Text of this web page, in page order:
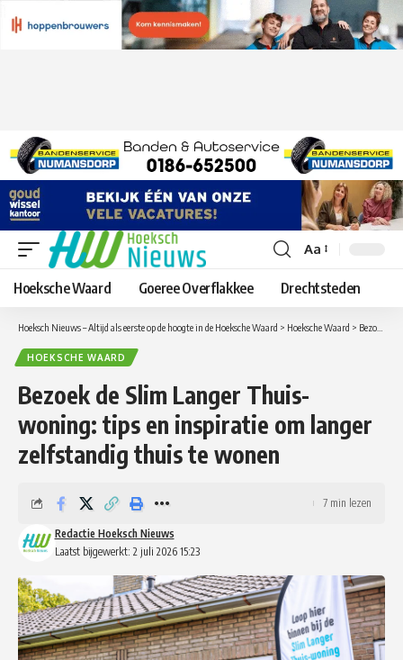
Lettergrootte
aanpassen
Aa
Hoeksche Waard Goeree Overflakkee Drechtsteden
Hoeksch Nieuws – Altijd als eerste op de hoogte in de Hoeksche Waard > Hoeksche Waard > Bezoek de Slim Langer Thuis-woning: tips en inspiratie om langer zelfstandig thuis te wonen
HOEKSCHE WAARD
Bezoek de Slim Langer Thuis-
woning: tips en inspiratie om langer
zelfstandig thuis te wonen
Laatst bijgewerkt: 2 juli 2026 15:23
Redactie Hoeksch Nieuws
7 min lezen